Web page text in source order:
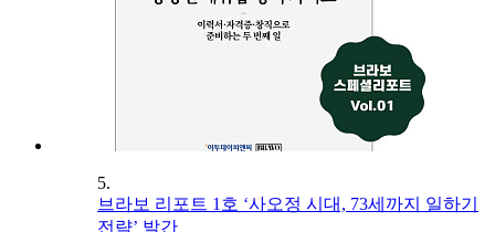
5.
브라보 리포트 1호 ‘사오정 시대, 73세까지 일하기
전략’ 발간